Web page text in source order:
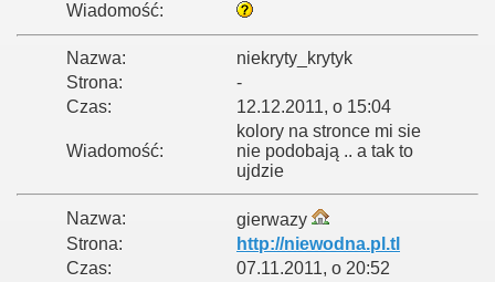
Wiadomość:
Nazwa:
niekryty_krytyk
Strona:
-
Czas:
12.12.2011, o 15:04
Wiadomość:
kolory na stronce mi sie
nie podobają .. a tak to
ujdzie
Nazwa:
gierwazy
Strona:
http://niewodna.pl.tl
Czas:
07.11.2011, o 20:52